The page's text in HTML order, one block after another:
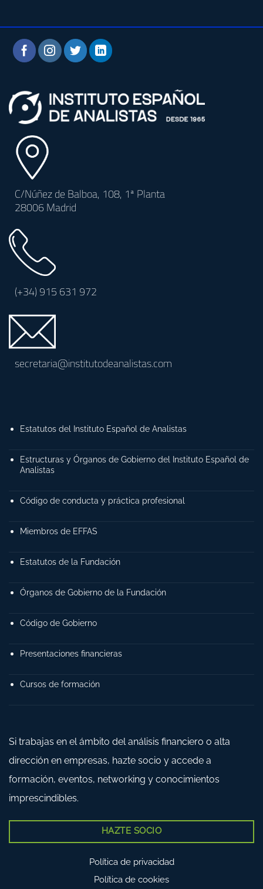
C/Núñez de Balboa, 108, 1ª Planta
28006 Madrid
(+34)915 631 972
secretaria@institutodeanalistas.com
Estatutos del Instituto Español de Analistas
Estructuras y Órganos de Gobierno del Instituto Español de
Analistas
Código de conducta y práctica profesional
Miembros de EFFAS
Estatutos de la Fundación
Órganos de Gobierno de la Fundación
Código de Gobierno
Presentaciones financieras
Cursos de formación
Si trabajas en el ámbito del análisis financiero o alta
dirección en empresas, hazte socio y accede a
formación, eventos, networking y conocimientos
imprescindibles.
HAZTE SOCIO
Política de privacidad
Política de cookies